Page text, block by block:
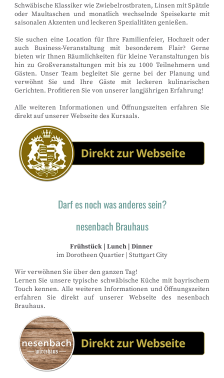
Schwäbische Klassiker wie Zwiebelrostbraten, Linsen mit Spätzle
oder Maultaschen und monatlich wechselnde Speisekarte mit
saisonalen Akzenten und leckeren Spezialitäten genießen.
Sie suchen eine Location für Ihre Familienfeier, Hochzeit oder
auch Business-Veranstaltung mit besonderem Flair? Gerne
bieten wir Ihnen Räumlichkeiten für kleine Veranstaltungen bis
hin zu Großveranstaltungen mit bis zu 1000 Teilnehmern und
Gästen. Unser Team begleitet Sie gerne bei der Planung und
verwöhnt Sie und Ihre Gäste mit leckeren kulinarischen
Gerichten. Profitieren Sie von unserer langjährigen Erfahrung!
Alle weiteren Informationen und Öffnungszeiten erfahren Sie
direkt auf unserer Webseite des Kursaals.
Darf es noch was anderes sein?
nesenbach Brauhaus
Frühstück | Lunch | Dinner
im Dorotheen Quartier | Stuttgart City
Wir verwöhnen Sie über den ganzen Tag!
Lernen Sie unsere typische schwäbische Küche mit bayrischem
Touch kennen. Alle weiteren Informationen und Öffnungszeiten
erfahren Sie direkt auf unserer Webseite des nesenbach
Brauhaus.